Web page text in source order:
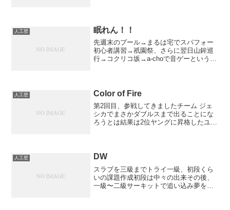
ッチしてたカフェは...
人工壁 眠れん！！
先週末のプール→まるは宅でスパフォー
初心者講習→祇園祭、さらに翌日山鉾巡
行→コクリコ坂→a-choで音ゲーという危
ゃ！！！ldbo...
人工壁 Color of Fire
第2回目、参戦してきましたチーム ジェ
シカでまさかダブルスまで出ることにな
ろうとは結果は2位ヤングに昇格したユウ
たけど、決勝のときに...
人工壁 DW
スラブを三級までトライ一級、初段くら
いの課題作成初段は中々の出来その後、
一級〜二級サーキットで追い込み夢を失